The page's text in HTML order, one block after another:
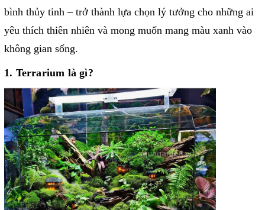
bình thủy tinh – trở thành lựa chọn lý tưởng cho những ai
yêu thích thiên nhiên và mong muốn mang màu xanh vào
không gian sống.
1. Terrarium là gì?